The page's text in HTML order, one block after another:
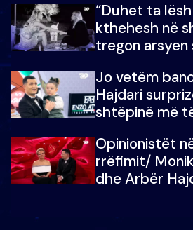
“Duhet ta
kthehesh në
tregon arsyen
çoja luftën
Jo vetëm
Hajdari
shtëpinë më
vajzën e tij
Opinionistët
rrëfimit/
dhe Arbër
zëvendësonit